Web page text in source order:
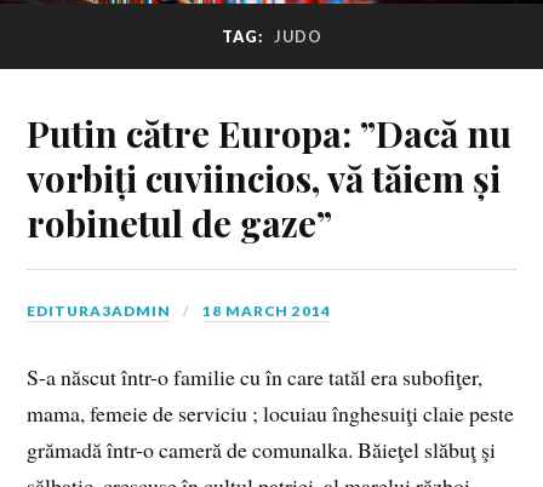
TAG: JUDO
Putin către Europa: ”Dacă nu
vorbiți cuviincios, vă tăiem și
robinetul de gaze”
EDITURA3ADMIN 18 MARCH 2014
S-a născut într-o familie cu în care tatăl era subofiţer,
mama, femeie de serviciu ; locuiau înghesuiţi claie peste
grămadă într-o cameră de comunalka. Băieţel slăbuţ şi